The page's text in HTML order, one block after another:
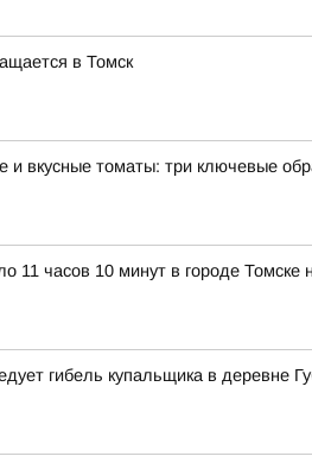
в Томск
и вкусные томаты: три ключевые
11 часов 10 минут в городе
гибель купальщика в деревне